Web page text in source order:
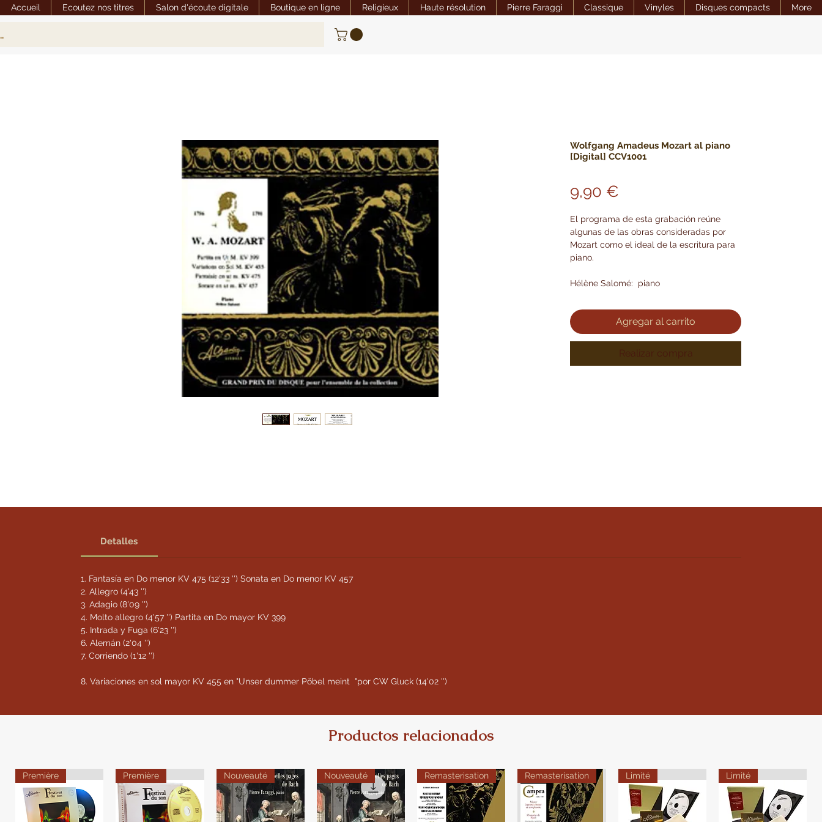
Accueil Ecoutez nos titres Salon d'écoute digitale Boutique en ligne Religieux Haute résolution Pierre Faraggi Classique Vinyles Disques compacts More
Wolfgang Amadeus Mozart al piano
[Digital] CCV1001
9,90 €
El programa de esta grabación reúne
algunas de las obras consideradas por
Mozart como el ideal de la escritura para
piano.
Hélène Salomé: piano
Agregar al carrito
Realizar compra
Detalles
1. Fantasía en Do menor KV 475 (12'33 '') Sonata en Do menor KV 457
2. Allegro (4'43 '')
3. Adagio (8'09 '')
4. Molto allegro (4'57 '') Partita en Do mayor KV 399
5. Intrada y Fuga (6'23 '')
6. Alemán (2'04 '')
7. Corriendo (1'12 '')
8. Variaciones en sol mayor KV 455 en "Unser dummer Pöbel meint "por CW Gluck (14'02 '')
Productos relacionados
Première Première Nouveauté Nouveauté Remasterisation Remasterisation Limité Limité